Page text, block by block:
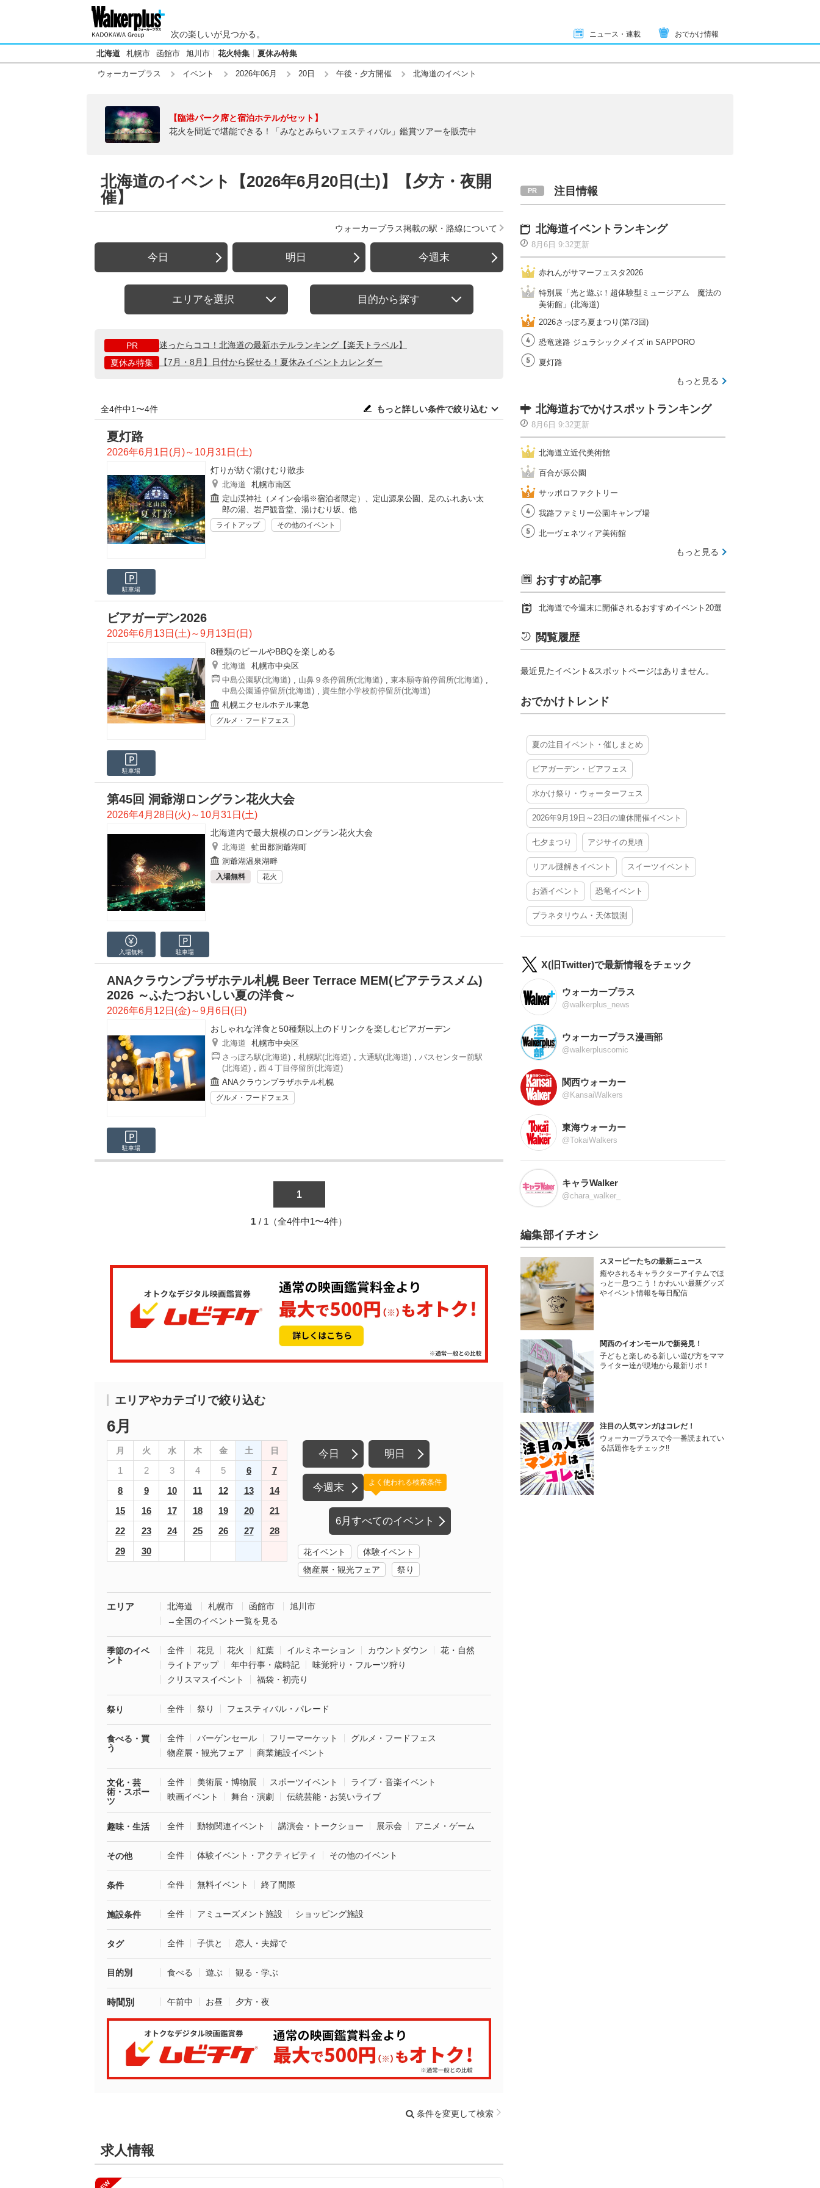
次の楽しいが見つかる。 ニュース・連載 おでかけ情報
北海道 札幌市 函館市 旭川市 花火特集 夏休み特集
ウォーカープラス イベント 2026年06月 20日 午後・夕方開催 北海道のイベント
【臨港パーク席と宿泊ホテルがセット】
花火を間近で堪能できる！「みなとみらいフェスティバル」鑑賞ツアーを販売中
北海道のイベント【2026年6月20日(土)】【夕方・夜開
催】
ウォーカープラス掲載の駅・路線について
今日 明日 今週末
エリアを選択 目的から探す
PR
迷ったらココ！北海道の最新ホテルランキング【楽天トラベル】
夏休み特集
【7月・8月】日付から探せる！夏休みイベントカレンダー
全4件中1〜4件 もっと詳しい条件で絞り込む
夏灯路
2026年6月1日(月)～10月31日(土)
灯りが紡ぐ湯けむり散歩
北海道
札幌市南区
定山渓神社（メイン会場※宿泊者限定）、定山源泉公園、足のふれあい太
郎の湯、岩戸観音堂、湯けむり坂、他
ライトアップ その他のイベント
駐車場
ビアガーデン2026
2026年6月13日(土)～9月13日(日)
8種類のビールやBBQを楽しめる
北海道
札幌市中央区
中島公園駅(北海道) , 山鼻９条停留所(北海道) , 東本願寺前停留所(北海道) ,
中島公園通停留所(北海道) , 資生館小学校前停留所(北海道)
札幌エクセルホテル東急
グルメ・フードフェス
駐車場
第45回 洞爺湖ロングラン花火大会
2026年4月28日(火)～10月31日(土)
北海道内で最大規模のロングラン花火大会
北海道
虻田郡洞爺湖町
洞爺湖温泉湖畔
入場無料 花火
入場無料 駐車場
ANAクラウンプラザホテル札幌 Beer Terrace MEM(ビアテラスメム)
2026 ～ふたつおいしい夏の洋食～
2026年6月12日(金)～9月6日(日)
おしゃれな洋食と50種類以上のドリンクを楽しむビアガーデン
北海道
札幌市中央区
さっぽろ駅(北海道) , 札幌駅(北海道) , 大通駅(北海道) , バスセンター前駅
(北海道) , 西４丁目停留所(北海道)
ANAクラウンプラザホテル札幌
グルメ・フードフェス
駐車場
1
1 / 1（全4件中1〜4件）
エリアやカテゴリで絞り込む
6月
月 火 水 木 金 土 日
1 2 3 4 5 6
7
8
9 10 11 12 13
14
15
16 17 18 19 20
21
22
23 24 25 26 27
28
29
30
今日 明日
今週末
6月すべてのイベント
よく使われる検索条件
花イベント
体験イベント
物産展・観光フェア
祭り
エリア 北海道 札幌市 函館市
旭川市
→全国のイベント一覧を見る
季節のイベ
ント
全件 花見 花火 紅葉 イルミネーション カウントダウン
花・自然
ライトアップ
年中行事・歳時記
味覚狩り・フルーツ狩り
クリスマスイベント
福袋・初売り
祭り 全件 祭り フェスティバル・パレード
食べる・買
う
全件 バーゲンセール フリーマーケット
グルメ・フードフェス
物産展・観光フェア
商業施設イベント
文化・芸
術・スポー
ツ
全件 美術展・博物展 スポーツイベント
ライブ・音楽イベント
映画イベント
舞台・演劇 伝統芸能・お笑いライブ
趣味・生活 全件 動物関連イベント 講演会・トークショー 展示会 アニメ・ゲーム
その他 全件 体験イベント・アクティビティ その他のイベント
条件 全件 無料イベント 終了間際
施設条件 全件 アミューズメント施設 ショッピング施設
タグ 全件 子供と 恋人・夫婦で
目的別 食べる 遊ぶ 観る・学ぶ
時間別 午前中 お昼 夕方・夜
条件を変更して検索
求人情報
注目情報
北海道イベントランキング
8月6日 9:32更新
赤れんがサマーフェスタ2026
特別展「光と遊ぶ！超体験型ミュージアム 魔法の
美術館」(北海道)
2026さっぽろ夏まつり(第73回)
恐竜迷路 ジュラシックメイズ in SAPPORO
夏灯路
もっと見る
北海道おでかけスポットランキング
8月6日 9:32更新
北海道立近代美術館
百合が原公園
サッポロファクトリー
我路ファミリー公園キャンプ場
北一ヴェネツィア美術館
もっと見る
おすすめ記事
北海道で今週末に開催されるおすすめイベント20選
閲覧履歴
最近見たイベント&スポットページはありません。
おでかけトレンド
夏の注目イベント・催しまとめ
ビアガーデン・ビアフェス
水かけ祭り・ウォーターフェス
2026年9月19日～23日の連休開催イベント
七夕まつり アジサイの見頃
リアル謎解きイベント スイーツイベント
お酒イベント 恐竜イベント
プラネタリウム・天体観測
X(旧Twitter)で最新情報をチェック
ウォーカープラス
@walkerplus_news
ウォーカープラス漫画部
@walkerpluscomic
関西ウォーカー
@KansaiWalkers
東海ウォーカー
@TokaiWalkers
キャラWalker
@chara_walker_
編集部イチオシ
スヌーピーたちの最新ニュース
癒やされるキャラクターアイテムでほ
っと一息つこう！かわいい最新グッズ
やイベント情報を毎日配信
関西のイオンモールで新発見！
子どもと楽しめる新しい遊び方をママ
ライター達が現地から最新リポ！
注目の人気マンガはコレだ！
ウォーカープラスで今一番読まれてい
る話題作をチェック!!